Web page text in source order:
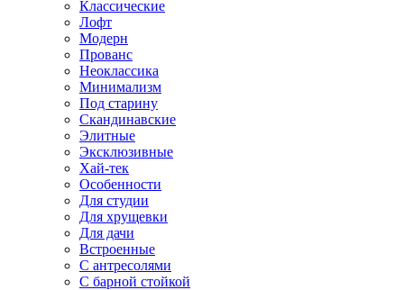
Классические
Лофт
Модерн
Прованс
Неоклассика
Минимализм
Под старину
Скандинавские
Элитные
Эксклюзивные
Хай-тек
Особенности
Для студии
Для хрущевки
Для дачи
Встроенные
С антресолями
С барной стойкой